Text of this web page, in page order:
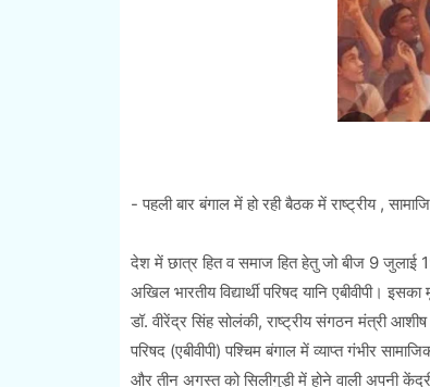
- पहली बार बंगाल में हो रही बैठक में राष्ट्रीय ,
देश में छात्र हित व समाज हित हेतु जो बीज 9 जुलाई
अखिल भारतीय विद्यार्थी परिषद यानि एबीवीपी।
डॉ. वीरेंद्र सिंह सोलंकी, राष्ट्रीय संगठन मंत्री आशीष
परिषद (एबीवीपी) पश्चिम बंगाल में व्याप्त गंभीर
और तीन अगस्त को सिलीगुड़ी में होने वाली अपनी